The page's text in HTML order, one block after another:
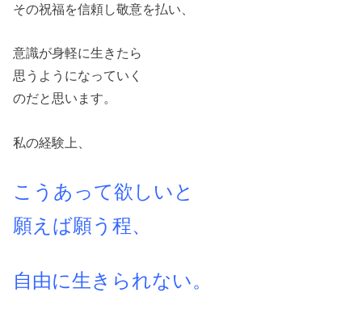
その祝福を信頼し敬意を払い、
意識が身軽に生きたら
思うようになっていく
のだと思います。
私の経験上、
こうあって欲しいと
願えば願う程、
自由に生きられない。